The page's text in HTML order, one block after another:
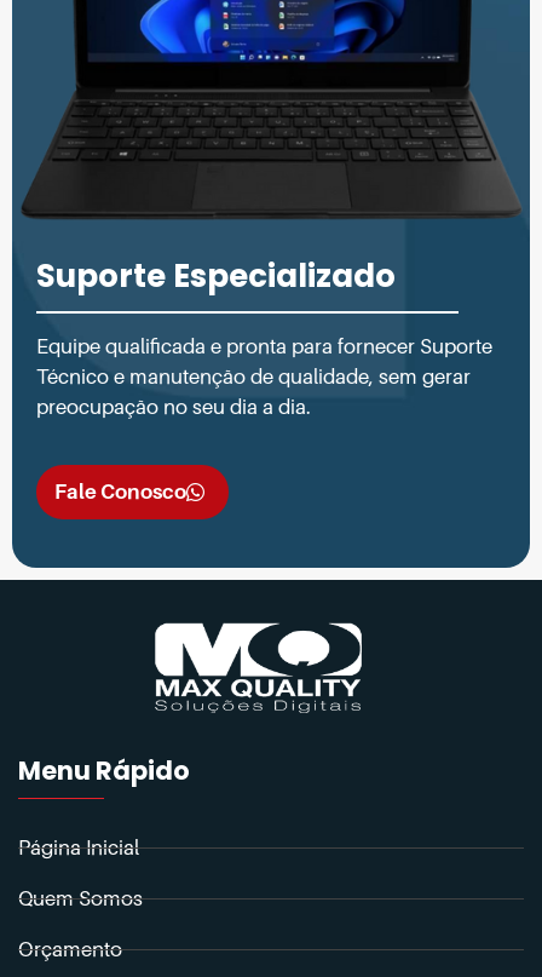
Suporte Especializado
Equipe qualificada e pronta para fornecer Suporte
Técnico e manutenção de qualidade, sem gerar
preocupação no seu dia a dia.
Fale Conosco
Menu Rápido
Página Inicial
Quem Somos
Orçamento